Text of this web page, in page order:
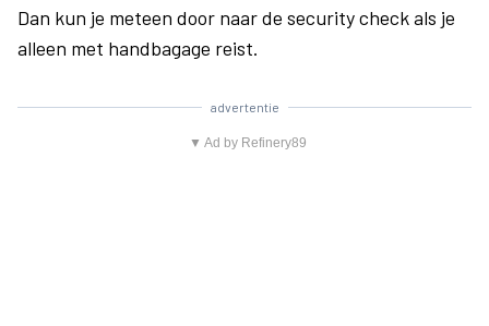
Dan kun je meteen door naar de security check als je
alleen met handbagage reist.
advertentie
▼ Ad by Refinery89